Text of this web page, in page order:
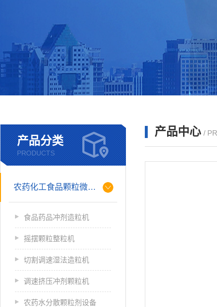
产品分类
PRODUCTS
农药化工食品颗粒微丸制粒
食品药品冲剂造粒机
摇摆颗粒整粒机
切割调速湿法造粒机
调速挤压冲剂颗粒机
农药水分散颗粒剂设备
产品中心 /